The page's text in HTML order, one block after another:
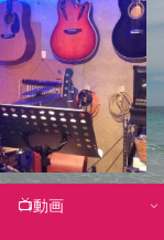
📺動画